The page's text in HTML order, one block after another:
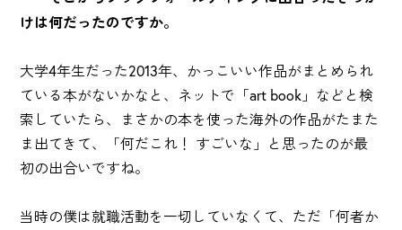
けは何だったのですか。
大学4年生だった2013年、かっこいい作品がまとめられ
ている本がないかなと、ネットで「art book」などと検
索していたら、まさかの本を使った海外の作品がたまた
ま出てきて、「何だこれ！ すごいな」と思ったのが最
初の出合いですね。
当時の僕は就職活動を一切していなくて、ただ「何者か